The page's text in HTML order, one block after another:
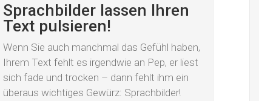
Sprachbilder lassen Ihren
Text pulsieren!
Wenn Sie auch manchmal das Gefühl haben,
Ihrem Text fehlt es irgendwie an Pep, er liest
sich fade und trocken – dann fehlt ihm ein
überaus wichtiges Gewürz: Sprachbilder!